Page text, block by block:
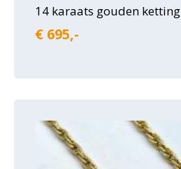
14 karaats gouden ketting
€ 695,-